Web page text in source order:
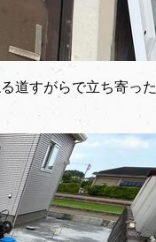
道すがらで立ち寄った